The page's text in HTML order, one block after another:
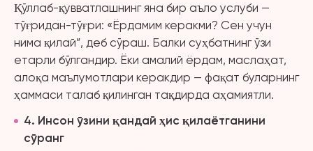
Қўллаб-қувватлашнинг яна бир аъло услуби —
тўғридан-тўғри: «Ёрдамим керакми? Сен учун
нима қилай”, деб сўраш. Балки суҳбатнинг ўзи
етарли бўлгандир. Ёки амалий ёрдам, маслаҳат,
алоқа маълумотлари керакдир — фақат буларнинг
ҳаммаси талаб қилинган тақдирда аҳамиятли.
4. Инсон ўзини қандай ҳис қилаётганини
сўранг